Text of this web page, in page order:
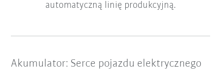
automatyczną linię produkcyjną.
Akumulator: Serce pojazdu elektrycznego